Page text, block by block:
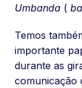
Umbanda (
Temos
importante
durante as
comunicação